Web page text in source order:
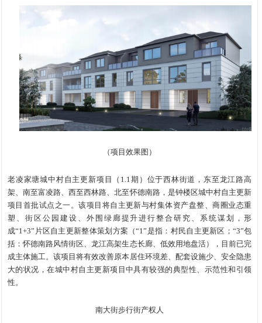
（项目效果图）
老凌家塘城中村自主更新项目（1.1期）位于西林街道，东至龙江路高
架、南至富凌路、西至西林路、北至怀德南路，是钟楼区城中村自主更新
项目首批试点之一。该项目将自主更新与村集体资产盘整、商圈业态重
塑、街区公园建设、外围绿廊提升进行整合研究、系统谋划，形
成“1+3”片区自主更新整体策划方案（“1”是指：村民自主更新区；“3”包
括：怀德南路风情街区、龙江高架生态长廊、低效用地盘活），目前已完
成主体施工。该项目将有效改善原本居住环境差、配套设施少、安全隐患
大的状况，在城中村自主更新项目中具有较强的典型性、示范性和引领
性。
南大街步行街产权人